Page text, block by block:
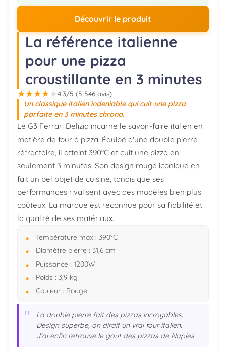
Découvrir le produit
La référence italienne
pour une pizza
croustillante en 3 minutes
★★★★★4.3/5 (5 546 avis)
Un classique italien indeniable qui cuit une pizza
parfaite en 3 minutes chrono.
Le G3 Ferrari Delizia incarne le savoir-faire italien en
matière de four à pizza. Équipé d'une double pierre
réfractaire, il atteint 390°C et cuit une pizza en
seulement 3 minutes. Son design rouge iconique en
fait un bel objet de cuisine, tandis que ses
performances rivalisent avec des modèles bien plus
coûteux. La marque est reconnue pour sa fiabilité et
la qualité de ses matériaux.
Température max : 390°C
Diamètre pierre : 31,6 cm
Puissance : 1200W
Poids : 3,9 kg
Couleur : Rouge
"
La double pierre fait des pizzas incroyables.
Design superbe, on dirait un vrai four italien.
J'ai enfin retrouve le gout des pizzas de Naples.